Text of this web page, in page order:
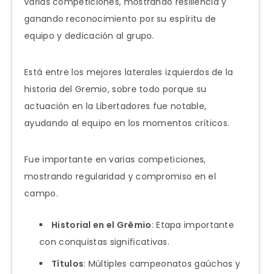
ganando reconocimiento por su espíritu de
equipo y dedicación al grupo.
Está entre los mejores laterales izquierdos de la
historia del Gremio, sobre todo porque su
actuación en la Libertadores fue notable,
ayudando al equipo en los momentos críticos.
Fue importante en varias competiciones,
mostrando regularidad y compromiso en el
campo.
Historial en el Grêmio: Etapa importante
con conquistas significativas.
Títulos: Múltiples campeonatos gaúchos y